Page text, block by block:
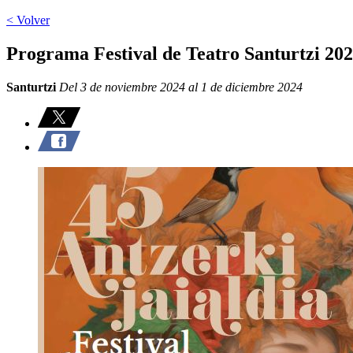
< Volver
Programa Festival de Teatro Santurtzi
Santurtzi Del 3 de noviembre 2024 al 1 de diciembre 2024